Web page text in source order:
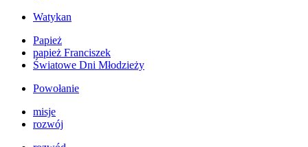
Watykan
Papież
papież Franciszek
Światowe Dni Młodzieży
Powołanie
misje
rozwój